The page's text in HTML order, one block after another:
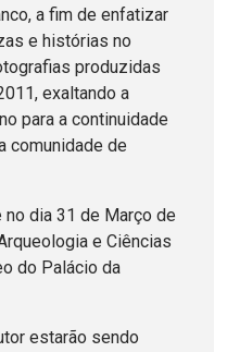
a fim de enfatizar
e histórias no
produzidas
exaltando a
para a continuidade
comunidade de
no dia 31 de Março de
e Ciências
do Palácio da
estarão sendo